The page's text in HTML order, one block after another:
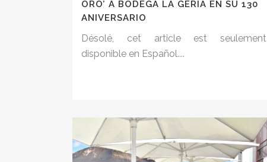
ORO’ A BODEGA LA GERIA EN SU 130
ANIVERSARIO
Désolé, cet article est seulement
disponible en Español....